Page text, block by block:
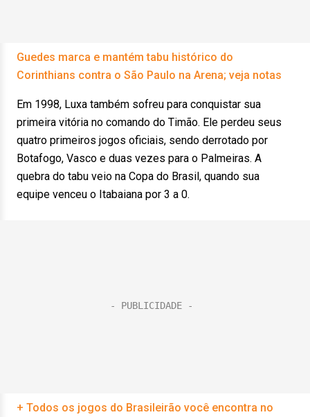
Guedes marca e mantém tabu histórico do
Corinthians contra o São Paulo na Arena; veja notas
Em 1998, Luxa também sofreu para conquistar sua
primeira vitória no comando do Timão. Ele perdeu seus
quatro primeiros jogos oficiais, sendo derrotado por
Botafogo, Vasco e duas vezes para o Palmeiras. A
quebra do tabu veio na Copa do Brasil, quando sua
equipe venceu o Itabaiana por 3 a 0.
+ Todos os jogos do Brasileirão você encontra no